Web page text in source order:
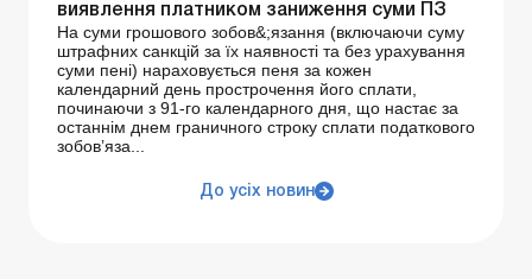
виявлення платником заниження суми ПЗ
На суми грошового зобов&;язання (включаючи суму
штрафних санкцій за їх наявності та без урахування
суми пені) нараховується пеня за кожен
календарний день прострочення його сплати,
починаючи з 91-го календарного дня, що настає за
останнім днем граничного строку сплати податкового
зобов’яза...
До усіх новин